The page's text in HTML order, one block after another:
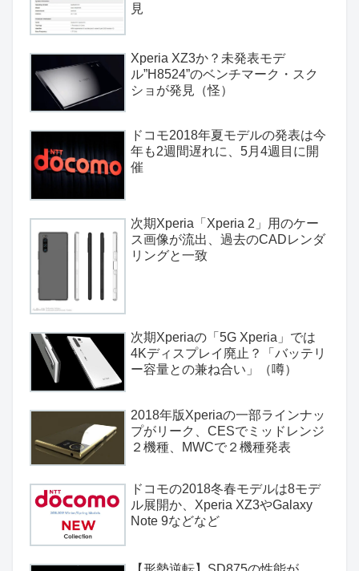
見
Xperia XZ3か？未発表モデ
ル”H8524”のベンチマーク・スク
ショが発見（怪）
ドコモ2018年夏モデルの発表は今
年も2週間遅れに、5月4週目に開
催
次期Xperia「Xperia 2」用のケー
ス画像が流出、過去のCADレンダ
リングと一致
次期Xperiaの「5G Xperia」では
4Kディスプレイ廃止？「バッテリ
ー容量との兼ね合い」（噂）
2018年版Xperiaの一部ラインナッ
プがリーク、CESでミッドレンジ
２機種、MWCで２機種発表
ドコモの2018冬春モデルは8モデ
ル展開か、Xperia XZ3やGalaxy
Note 9などなど